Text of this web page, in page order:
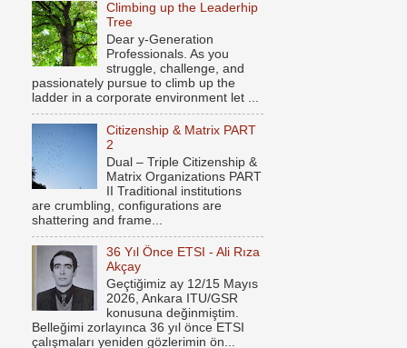
Climbing up the Leaderhip
Tree
Dear y-Generation
Professionals. As you
struggle, challenge, and
passionately pursue to climb up the
ladder in a corporate environment let ...
Citizenship & Matrix PART
2
Dual – Triple Citizenship &
Matrix Organizations PART
II Traditional institutions
are crumbling, configurations are
shattering and frame...
36 Yıl Önce ETSI - Ali Rıza
Akçay
Geçtiğimiz ay 12/15 Mayıs
2026, Ankara ITU/GSR
konusuna değinmiştim.
Belleğimi zorlayınca 36 yıl önce ETSI
çalışmaları yeniden gözlerimin ön...